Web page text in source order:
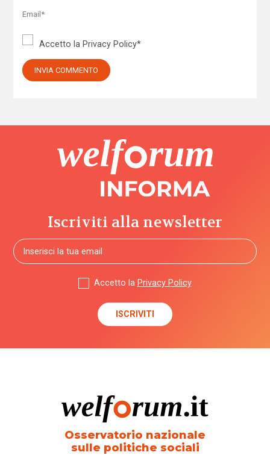
Accetto la Privacy Policy*
Iscriviti alla newsletter
Accetto la Privacy Policy
Osservatorio nazionale
sulle politiche sociali